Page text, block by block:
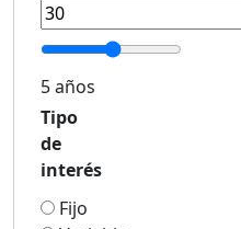
5 años
Tipo
de
interés
Fijo